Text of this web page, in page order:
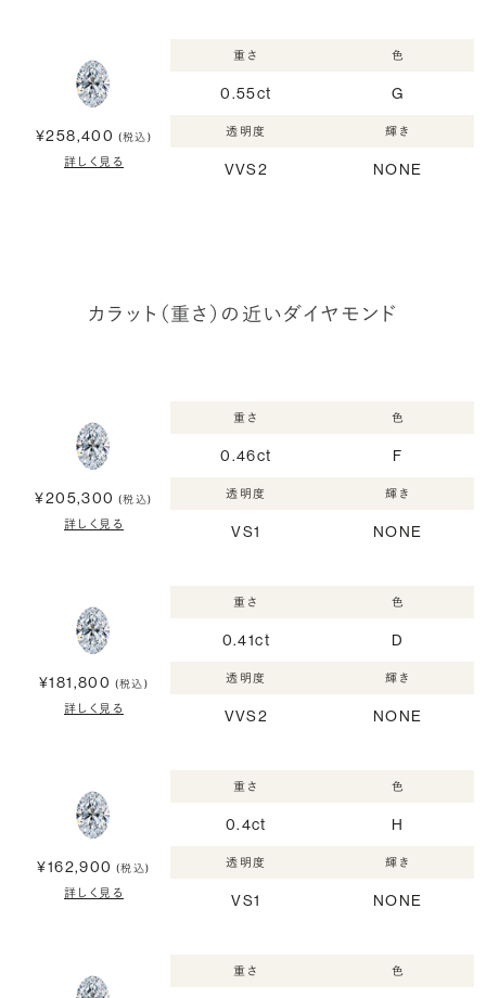
¥258,400 (税込)
詳しく見る
重さ
0.55ct
色
G
透明度
VVS2
輝き
NONE
カラット（重さ）の近いダイヤモンド
¥205,300 (税込)
詳しく見る
重さ
0.46ct
色
F
透明度
VS1
輝き
NONE
¥181,800 (税込)
詳しく見る
重さ
0.41ct
色
D
透明度
VVS2
輝き
NONE
¥162,900 (税込)
詳しく見る
重さ
0.4ct
色
H
透明度
VS1
輝き
NONE
重さ 色